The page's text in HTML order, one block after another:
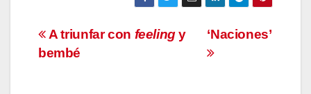
Navegación
de
‘Naciones’
A triunfar con feelingy
bembé